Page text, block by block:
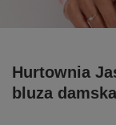
Hurtownia
bluza damska